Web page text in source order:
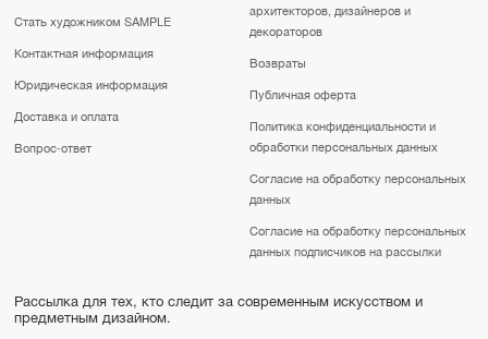
Стать художником SAMPLE
Контактная информация
Юридическая информация
Доставка и оплата
Вопрос-ответ
архитекторов, дизайнеров и
декораторов
Возвраты
Публичная оферта
Политика конфиденциальности и
обработки персональных данных
Согласие на обработку персональных
данных
Согласие на обработку персональных
данных подписчиков на рассылки
Рассылка для тех, кто следит за современным искусством и
предметным дизайном.